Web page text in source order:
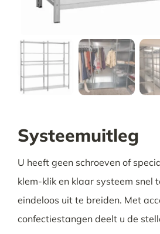
Systeemuitleg
U heeft geen schroeven of
klem-klik en klaar systeem snel
eindeloos uit te breiden. Met
confectiestangen deelt u de